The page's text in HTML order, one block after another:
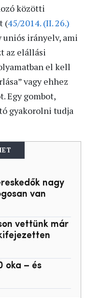
közötti
(45/2014. (II. 26.)
irányelv, ami
az elállási
el kell
vagy ehhez
Egy gombot,
gyakorolni tudja
nagy
van
vettünk már
oka – és